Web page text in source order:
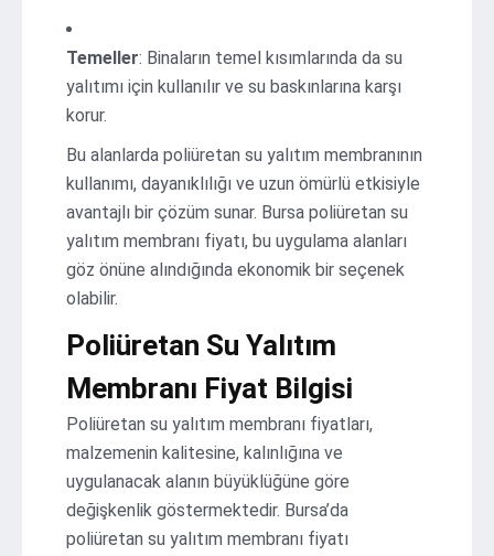
Temeller: Binaların temel kısımlarında da su
yalıtımı için kullanılır ve su baskınlarına karşı
korur.
Bu alanlarda poliüretan su yalıtım membranının
kullanımı, dayanıklılığı ve uzun ömürlü etkisiyle
avantajlı bir çözüm sunar. Bursa poliüretan su
yalıtım membranı fiyatı, bu uygulama alanları
göz önüne alındığında ekonomik bir seçenek
olabilir.
Poliüretan Su Yalıtım
Membranı Fiyat Bilgisi
Poliüretan su yalıtım membranı fiyatları,
malzemenin kalitesine, kalınlığına ve
uygulanacak alanın büyüklüğüne göre
değişkenlik göstermektedir. Bursa’da
poliüretan su yalıtım membranı fiyatı